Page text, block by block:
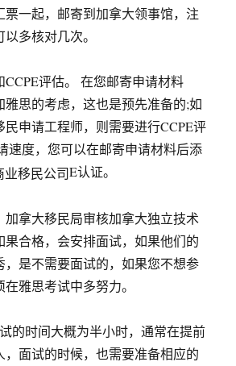
票一起，邮寄到加拿大领事馆，注
多核对几次。
评估。 在您邮寄申请材料
雅思的考虑，这也是预先准备的;如
民申请工程师，则需要进行CCPE评
速度，您可以在邮寄申请材料后添
E认证。
拿大移民局审核加拿大独立技术
果合格，会安排面试，如果他们的
，是不需要面试的，如果您不想参
雅思考试中多努力。
时间大概为半小时，通常在提前
，面试的时候，也需要准备相应的